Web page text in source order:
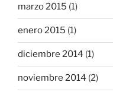
marzo 2015 (1)
enero 2015 (1)
diciembre 2014 (1)
noviembre 2014 (2)